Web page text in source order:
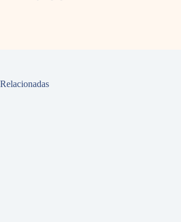
Relacionadas